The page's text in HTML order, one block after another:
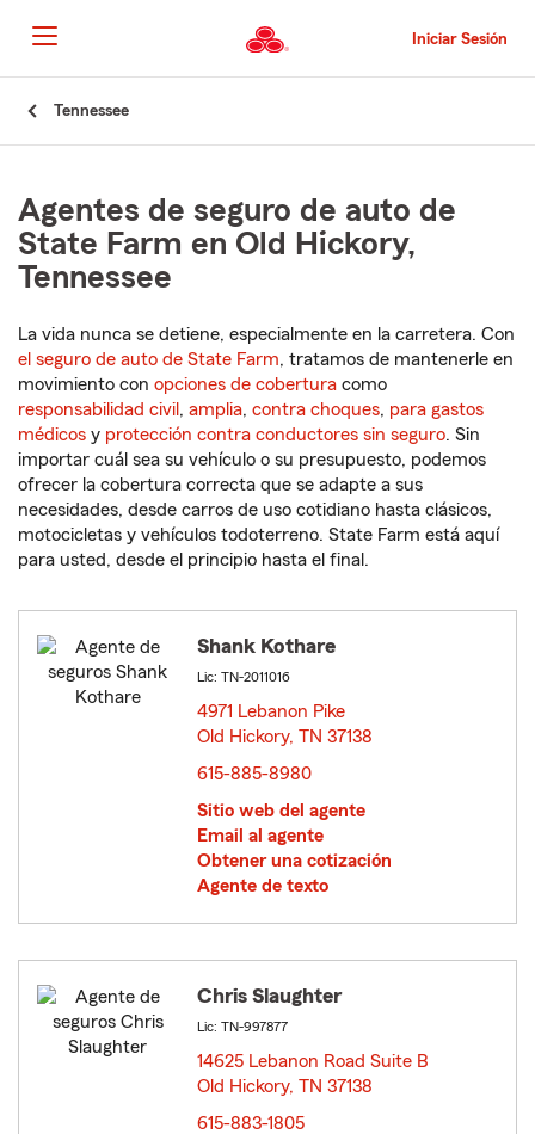
al
contenido
principal
Iniciar Sesión
Tennessee
Agentes de seguro de auto de
State Farm en Old Hickory,
Tennessee
La vida nunca se detiene, especialmente en la carretera. Con
el seguro de auto de State Farm, tratamos de mantenerle en
movimiento con opciones de cobertura como
responsabilidad civil , amplia, contra choques, para gastos
médicos y protección contra conductores sin seguro. Sin
importar cuál sea su vehículo o su presupuesto, podemos
ofrecer la cobertura correcta que se adapte a sus
necesidades, desde carros de uso cotidiano hasta clásicos,
motocicletas y vehículos todoterreno. State Farm está aquí
para usted, desde el principio hasta el final.
Shank Kothare
Lic: TN-2011016
4971 Lebanon Pike
Old Hickory, TN 37138
615-885-8980
Sitio web del agente
Email al agente
Obtener una cotización
Agente de texto
Chris Slaughter
Lic: TN-997877
14625 Lebanon Road Suite B
Old Hickory, TN 37138
615-883-1805